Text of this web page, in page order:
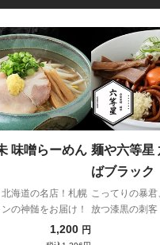
味噌らーめん
海道の名店！札幌
の神髄をお届け！
1,200 円
麺や六等星
ばブラック
こってりの暴
放つ漆黒の刺客